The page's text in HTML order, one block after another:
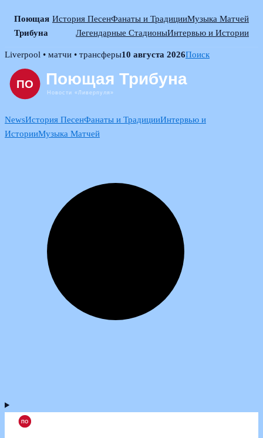
Поющая
Трибуна
История ПесенФанаты и ТрадицииМузыка Матчей
Легендарные СтадионыИнтервью и Истории
Skip
content
Liverpool • матчи • трансферы10 августа 2026Поиск
NewsИстория ПесенФанаты и ТрадицииИнтервью и
ИсторииМузыка Матчей